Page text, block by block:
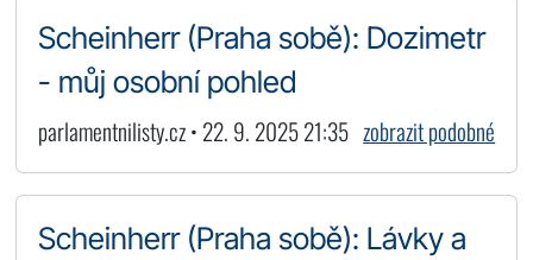
Scheinherr (Praha sobě): Dozimetr
- můj osobní pohled
parlamentnilisty.cz • 22. 9. 2025 21:35 zobrazit podobné
Scheinherr (Praha sobě): Lávky a